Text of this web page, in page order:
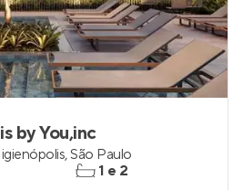
by You,inc
,São Paulo
1 e 2